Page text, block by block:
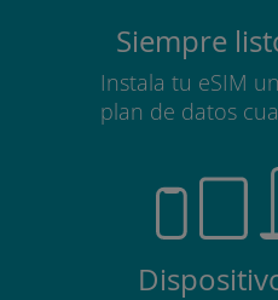
Siempre
Instala tu eSIM
plan de datos